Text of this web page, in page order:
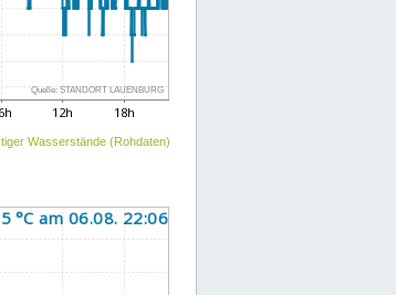
Wasserstände (Rohdaten)